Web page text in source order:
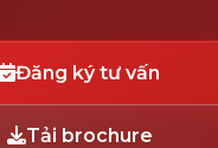
Đăng ký tư vấn
Tải brochure